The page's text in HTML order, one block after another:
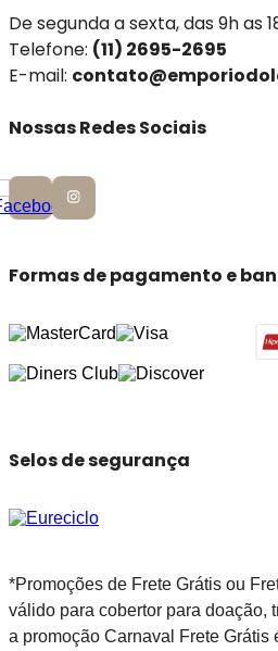
De segunda a sexta, das 9h as
Telefone: (11) 2695-2695
E-mail:
Nossas Redes Sociais
Formas de pagamento e
Selos de segurança
*Promoções de Frete Grátis ou
válido para cobertor para doação,
a promoção Carnaval Frete Grátis